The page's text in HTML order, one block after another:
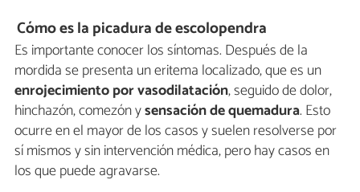
Cómo es la picadura de escolopendra
Es importante conocer los síntomas. Después de la
mordida se presenta un eritema localizado, que es un
enrojecimientopor vasodilatación, seguido de dolor,
hinchazón, comezón ysensación de quemadura. Esto
ocurre en el mayor de los casos y suelen resolverse por
sí mismos y sin intervención médica, pero hay casos en
los que puede agravarse.